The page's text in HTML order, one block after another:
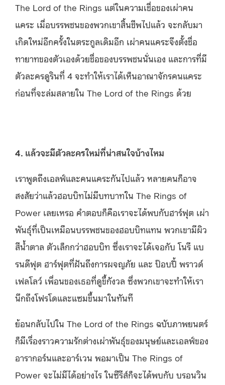
The Lord of the Rings แต่ในความเชื่อของเผ่าคน
แคระ เมื่อบรรพชนของพวกเขาสิ้นชีพไปแล้ว จะกลับมา
เกิดใหม่อีกครั้งในตระกูลเดิมอีก เผ่าคนแคระจึงตั้งชื่อ
ทายาทของตัวเองด้วยชื่อของบรรพชนนั่นเอง และการที่มี
ตัวละครดูรินที่ 4 จะทำให้เราได้เห็นอาณาจักรคนแคระ
ก่อนที่จะล่มสลายใน The Lord of the Rings ด้วย
4. แล้วจะมีตัวละครใหม่ที่น่าสนใจบ้างไหม
เราพูดถึงเอลฟ์และคนแคระกันไปแล้ว หลายคนก็อาจ
สงสัยว่าแล้วฮอบบิทไม่มีบทบาทใน The Rings of
Power เลยเหรอ คำตอบก็คือเราจะได้พบกับฮาร์ฟุต เผ่า
พันธุ์ที่เป็นเหมือนบรรพชนของฮอบบิทแทน พวกเขามีผิว
สีน้ำตาล ตัวเล็กกว่าฮอบบิท ซึ่งเราจะได้เจอกับ โนรี แบ
รนดีฟุต ฮาร์ฟุตที่ฝันถึงการผจญภัย และ ป๊อบปี้ พราวด์
เฟลโลว์ เพื่อนของเธอที่ดูขี้กังวล ซึ่งพวกเขาจะทำให้เรา
นึกถึงโฟรโดและแซมขึ้นมาในทันที
ย้อนกลับไปใน The Lord of the Rings ฉบับภาพยนตร์
ก็มีเรื่องราวความรักต่างเผ่าพันธุ์ของมนุษย์และเอลฟ์ของ
อารากอร์นและอาร์เวน พอมาเป็น The Rings of
Power จะไม่มีได้อย่างไร ในซีรีส์ก็จะได้พบกับ บรอนวิน